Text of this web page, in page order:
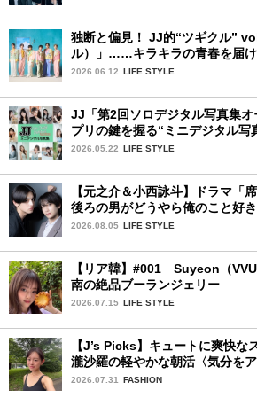
独断と偏見！ JJ的“ツギクル”
ル）」……キラキラの青春を届
プ
2026.06.12 LIFE STYLE
JJ「第2回ソロデジタル写真集
プリの鍵を握る“ミニデジタル写
ファイナリストの個性あふれる18
2026.05.22 LIFE STYLE
【元之介＆小西詠斗】ドラマ「
後ろの男がどうやら俺のこと好
タビュー♡ 「自然と詠斗くんが
2026.08.05 LIFE STYLE
【リア韓】#001 Suyeon（
南の絶品ブーランジェリー
2026.07.15 LIFE STYLE
【J’s Picks】キュートに爽快
瀧沙羅の軽やかな朝活〈気分を
ィーン〉
2026.07.31 FASHION